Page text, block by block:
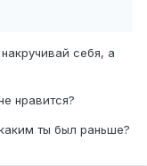
себя, а
нравится?
ты был раньше?